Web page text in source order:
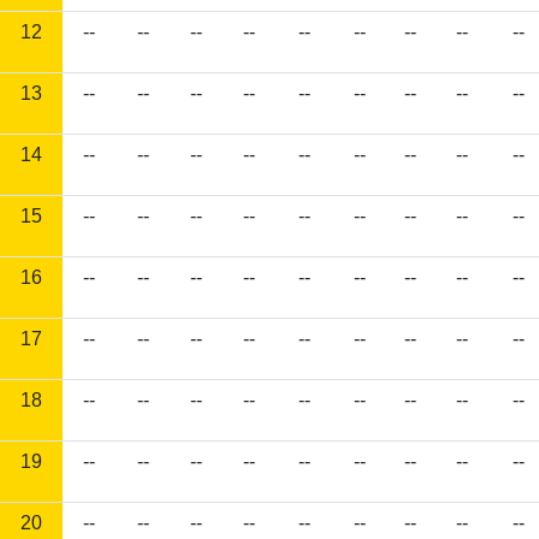
12 -- -- -- -- -- -- -- -- --
13 -- -- -- -- -- -- -- -- --
14 -- -- -- -- -- -- -- -- --
15 -- -- -- -- -- -- -- -- --
16 -- -- -- -- -- -- -- -- --
17 -- -- -- -- -- -- -- -- --
18 -- -- -- -- -- -- -- -- --
19 -- -- -- -- -- -- -- -- --
20 -- -- -- -- -- -- -- -- --